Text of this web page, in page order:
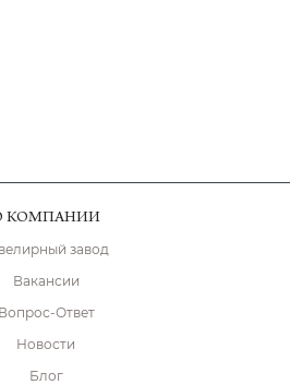
КОМПАНИИ
завод
Вакансии
Вопрос-Ответ
Новости
Блог